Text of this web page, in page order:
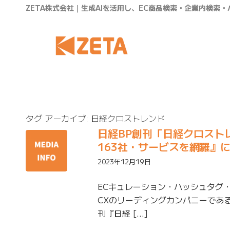
ZETA株式会社｜生成AIを活用し、EC商品検索・企業内検索
タグ アーカイブ: 日経クロストレンド
日経BP創刊「日経クロス
163社・サービスを網羅』
2023年12月19日
ECキュレーション・ハッシュタグ
CXのリーディングカンパニーであ
刊『日経 […]